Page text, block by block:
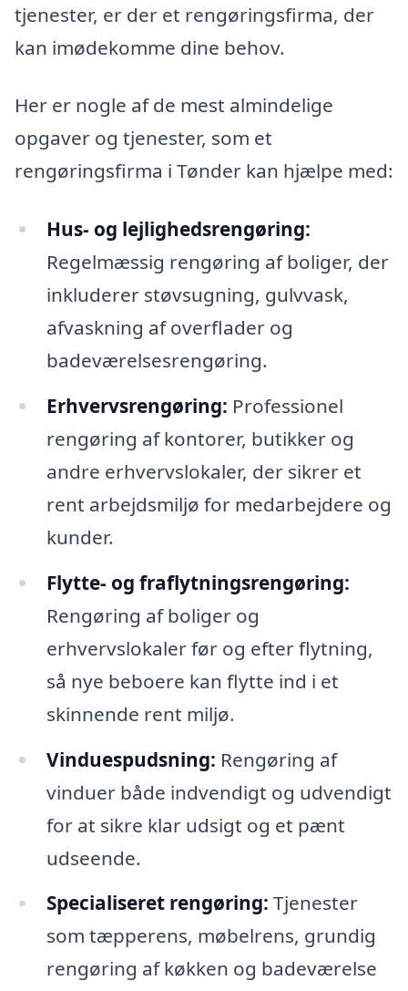
tjenester, er der et rengøringsfirma, der
kan imødekomme dine behov.
Her er nogle af de mest almindelige
opgaver og tjenester, som et
rengøringsfirma i Tønder kan hjælpe med:
Hus- og lejlighedsrengøring:
Regelmæssig rengøring af boliger, der
inkluderer støvsugning, gulvvask,
afvaskning af overflader og
badeværelsesrengøring.
Erhvervsrengøring: Professionel
rengøring af kontorer, butikker og
andre erhvervslokaler, der sikrer et
rent arbejdsmiljø for medarbejdere og
kunder.
Flytte- og fraflytningsrengøring:
Rengøring af boliger og
erhvervslokaler før og efter flytning,
så nye beboere kan flytte ind i et
skinnende rent miljø.
Vinduespudsning: Rengøring af
vinduer både indvendigt og udvendigt
for at sikre klar udsigt og et pænt
udseende.
Specialiseret rengøring: Tjenester
som tæpperens, møbelrens, grundig
rengøring af køkken og badeværelse